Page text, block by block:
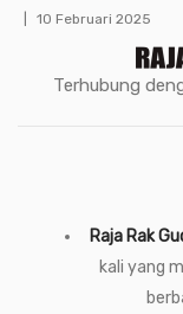
10 Februari 2025
Terhubung
Raja Rak
kali yang